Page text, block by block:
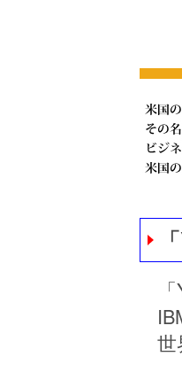
世